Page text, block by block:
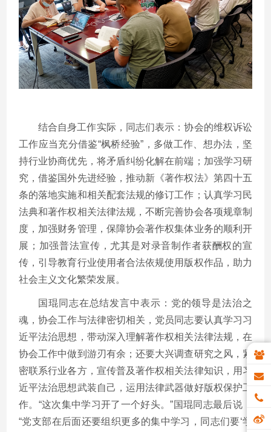
结合自身工作实际，同志们表示：协会的维权诉讼
工作应当充分借鉴“枫桥经验”，多做工作、想办法，坚
持行业协商优先，将矛盾纠纷化解在前端；加强学习研
究，借鉴国外先进经验，推动新《著作权法》第四十五
条的落地实施和相关配套法规的修订工作；认真学习民
法典和著作权相关法律法规，不断完善协会各项规章制
度，加强财务管理，保障协会著作权集体业务的顺利开
展；加强普法宣传，尤其是对录音制作者获酬权的宣
传，引导教育行业使用者合法依规使用版权作品，助力
社会主义文化繁荣发展。
国琨同志在总结发言中表示：党的领导是法治之
魂，协会工作与法律密切相关，党员同志要认真学习习
近平法治思想，带动深入理解著作权相关法律法规，在
协会工作中做到游刃有余；还要大兴调查研究之风，紧
密联系行业各方，宣传普及著作权相关法律知识，用习
近平法治思想武装自己，运用法律武器做好版权保护工
作。“这次集中学习开了一个好头。”国琨同志最后说，
“党支部在后面还要组织更多的集中学习，同志们要‘学